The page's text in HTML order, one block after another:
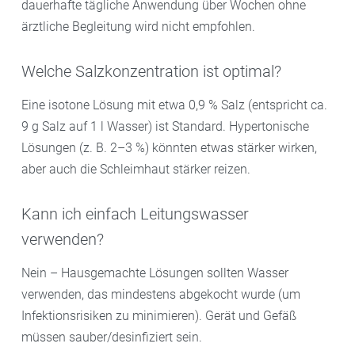
dauerhafte tägliche Anwendung über Wochen ohne
ärztliche Begleitung wird nicht empfohlen.
Welche Salzkonzentration ist optimal?
Eine isotone Lösung mit etwa 0,9 % Salz (entspricht ca.
9 g Salz auf 1 l Wasser) ist Standard. Hypertonische
Lösungen (z. B. 2–3 %) könnten etwas stärker wirken,
aber auch die Schleimhaut stärker reizen.
Kann ich einfach Leitungswasser
verwenden?
Nein – Hausgemachte Lösungen sollten Wasser
verwenden, das mindestens abgekocht wurde (um
Infektionsrisiken zu minimieren). Gerät und Gefäß
müssen sauber/desinfiziert sein.